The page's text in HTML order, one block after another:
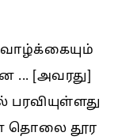
... [அவரது]
தொலை தூர